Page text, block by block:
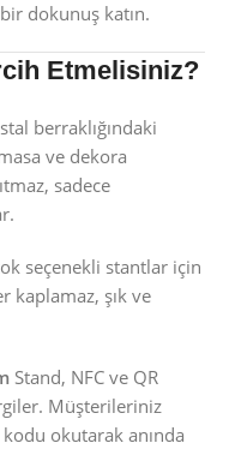
dokunuş katın.
Etmelisiniz?
berraklığındaki
ve dekora
sadece
seçenekli stantlar için
kaplamaz, şık ve
Stand, NFC ve QR
Müşterileriniz
okutarak anında